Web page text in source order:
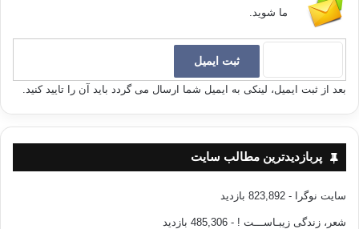
ما شوید.
بعد از ثبت ایمیل، لینکی به ایمیل شما ارسال می گردد باید آن را تایید کنید.
پربازدیدترین مطالب سایت
سایت نوگرا - 823,892 بازدید
شعر، زندگی زیبـاســـت ! - 485,306 بازدید